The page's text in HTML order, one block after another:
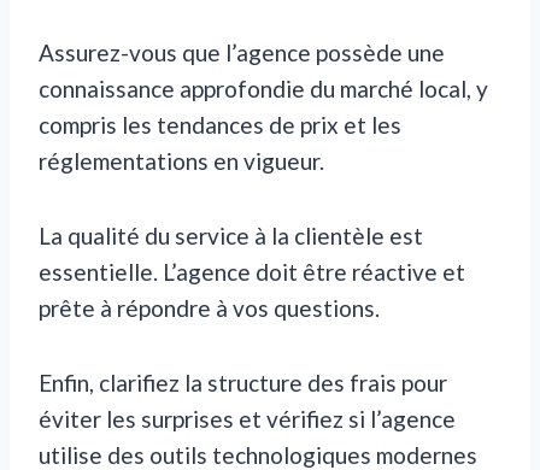
Assurez-vous que l’agence possède une
connaissance approfondie du marché local, y
compris les tendances de prix et les
réglementations en vigueur.
La qualité du service à la clientèle est
essentielle. L’agence doit être réactive et
prête à répondre à vos questions.
Enfin, clarifiez la structure des frais pour
éviter les surprises et vérifiez si l’agence
utilise des outils technologiques modernes